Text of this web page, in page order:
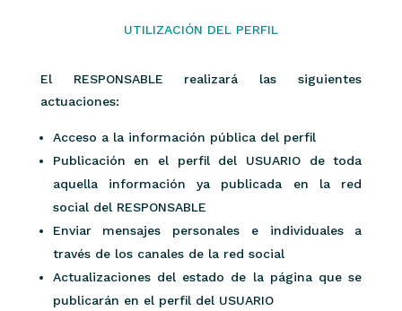
UTILIZACIÓN DEL PERFIL
El RESPONSABLE realizará las siguientes
actuaciones:
Acceso a la información pública del perfil
Publicación en el perfil del USUARIO de toda
aquella información ya publicada en la red
social del RESPONSABLE
Enviar mensajes personales e individuales a
través de los canales de la red social
Actualizaciones del estado de la página que se
publicarán en el perfil del USUARIO